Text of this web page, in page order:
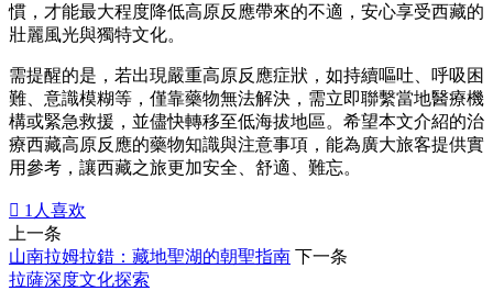
慣，才能最大程度降低高原反應帶來的不適，安心享受西藏的
壯麗風光與獨特文化。
需提醒的是，若出現嚴重高原反應症狀，如持續嘔吐、呼吸困
難、意識模糊等，僅靠藥物無法解決，需立即聯繫當地醫療機
構或緊急救援，並儘快轉移至低海拔地區。希望本文介紹的治
療西藏高原反應的藥物知識與注意事項，能為廣大旅客提供實
用參考，讓西藏之旅更加安全、舒適、難忘。
 1 人喜欢
上一条
山南拉姆拉錯：藏地聖湖的朝聖指南 下一条
拉薩深度文化探索